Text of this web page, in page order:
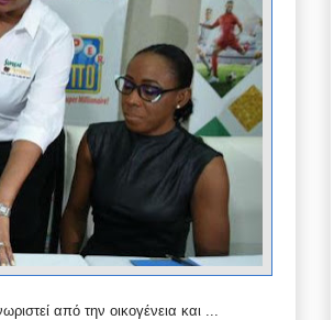
από την οικογένεια και ...